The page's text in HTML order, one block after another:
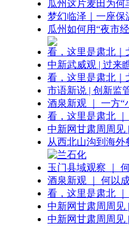
瓜州这片麦田为何
梦幻临泽｜一座保
瓜州如何用“夜市
看，这里是肃北｜
中新武威观 | 过来
看，这里是肃北｜
市语新说 | 创新监
酒泉新观 ｜ 一方“
看，这里是肃北
中新网甘肃周周见
从西北山沟到海外
玉门县域观察 ｜
酒泉新观 ｜ 何以
看，这里是肃北
中新网甘肃周周见
中新网甘肃周周见